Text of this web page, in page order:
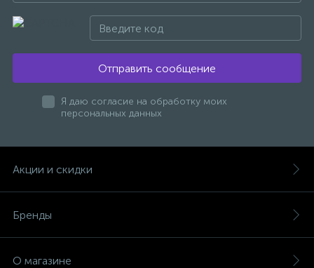
Отправить сообщение
Я даю согласие на обработку моих
персональных данных
Акции и скидки
Бренды
О магазине
Штуцеры с держателем
Электронные смесители для раковины